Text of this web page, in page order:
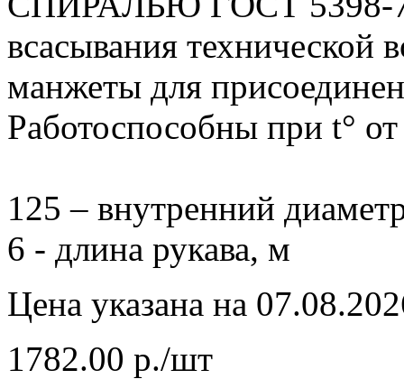
всасывания
манжеты для
Работоспособны при t°
125 – внутренний
6 - длина рукава, м
Цена указана на
1782.00 р./шт